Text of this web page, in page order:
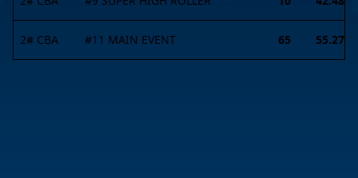
2# CBA #11 MAIN EVENT 65 55.27